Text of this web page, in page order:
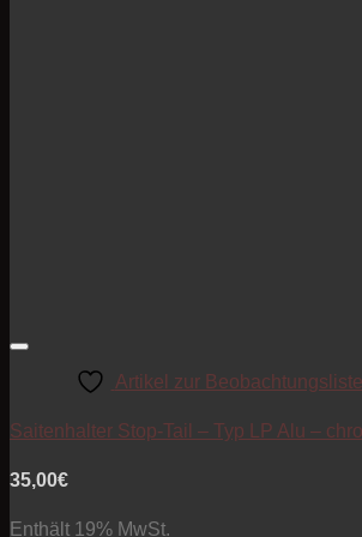
Artikel zur
Saitenhalter Stop-Tail – Typ LP Alu –
35,00€
Enthält 19% MwSt.